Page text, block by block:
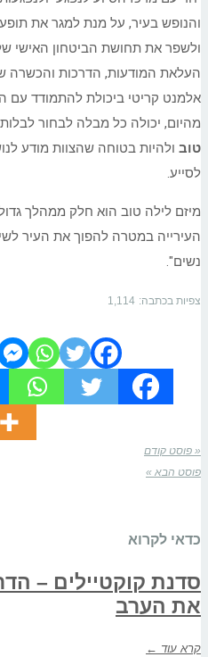
והנופש בעיר, על מנת למגר את
ולשפר את תחושת הביטחון האישי
העלאת המודעות, הדרכות והכשרה
אלמנט קריטי ביכולת להתמודד עם
מהיום, יכולה כל מבלה לבחור
טוב ולהיות בטוחה שהצוות מודע
לסייע.
מיזם לילה טוב הוא חלק ממהלך
העירייה במטרה להפוך את העיר
נשים".
צפיות בכתבה: 1,114
« פוסט קודם
פוסט הבא »
כדאי לקרוא
סדנת קוקטיילים –
את הערב
קרא עוד ←